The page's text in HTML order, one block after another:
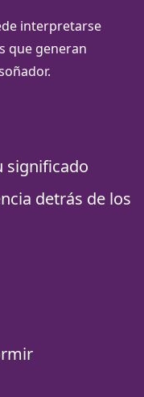
interpretarse
que generan
significado
detrás de los